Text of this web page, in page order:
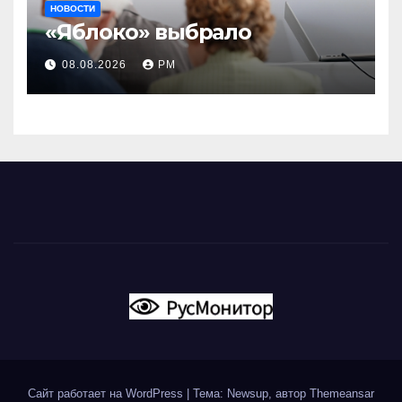
НОВОСТИ
«Яблоко» выбрало
08.08.2026 РМ
Сайт работает на WordPress Тема: Newsup, автор Themeansar